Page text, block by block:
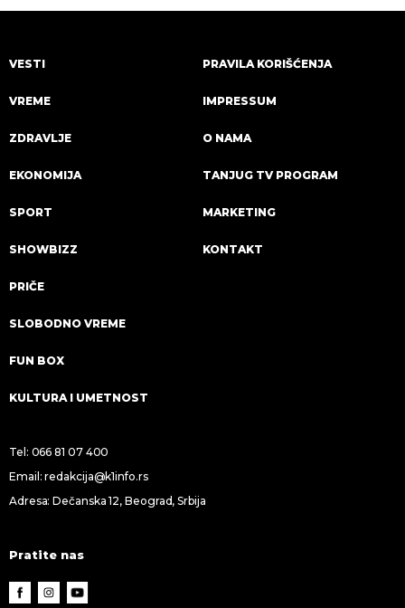
VESTI
VREME
ZDRAVLJE
EKONOMIJA
SPORT
SHOWBIZZ
PRIČE
SLOBODNO VREME
FUN BOX
KULTURA I UMETNOST
PRAVILA KORIŠĆENJA
IMPRESSUM
O NAMA
TANJUG TV PROGRAM
MARKETING
KONTAKT
Tel: 066 81 07 400
Email:redakcija@k1info.rs
Adresa: Dečanska 12, Beograd, Srbija
Pratite nas